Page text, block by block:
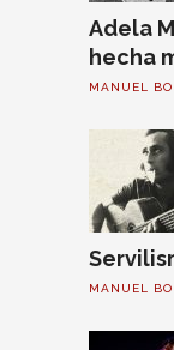
Adela
hecha
MANUEL
MANUEL